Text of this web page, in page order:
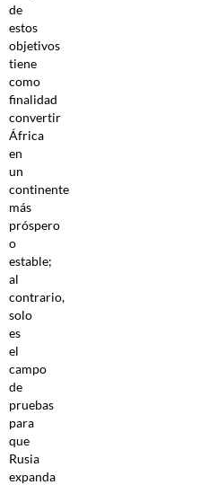
de
estos
objetivos
tiene
como
finalidad
convertir
África
en
un
continente
más
próspero
o
estable;
al
contrario,
solo
es
el
campo
de
pruebas
para
que
Rusia
expanda